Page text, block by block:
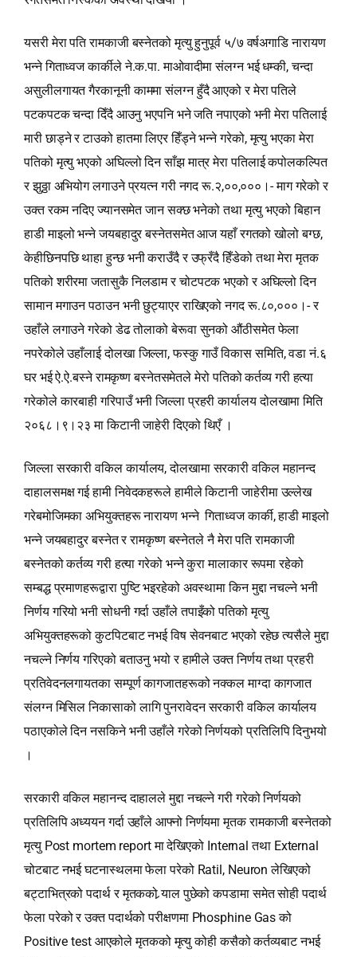
यसरी मेरा पति रामकाजी बस्नेतको मृत्यु हुनुपूर्व ५/७ वर्षअगाडि नारायण
भन्‍ने गिताध्वज कार्कीले ने.क.पा. माओवादीमा संलग्न भई धम्की, चन्दा
असुलीलगायत गैरकानूनी काममा संलग्न हुँदै आएको र मेरा पतिले
पटकपटक चन्दा दिँदै आउनु भएपनि भने जति नपाएको भनी मेरा पतिलाई
मारी छाड्ने र टाउको हातमा लिएर हिँड्ने भन्‍ने गरेको, मृत्यु भएका मेरा
पतिको मृत्यु भएको अघिल्लो दिन साँझ मात्र मेरा पतिलाई कपोलकल्पित
र झुठ्ठा अभियोग लगाउने प्रयत्‍न गरी नगद रू.२,००,०००।- माग गरेको र
उक्त रकम नदिए ज्यानसमेत जान सक्छ भनेको तथा मृत्यु भएको बिहान
हाडी माइलो भन्‍ने जयबहादुर बस्नेतसमेत आज यहाँ रगतको खोलो बग्छ,
केहीछिनपछि थाहा हुन्छ भनी कराउँदै र उफ्रँदै हिँडेको तथा मेरा मृतक
पतिको शरीरमा जतासुकै निलडाम र चोटपटक भएको र अघिल्लो दिन
सामान मगाउन पठाउन भनी छुट्याएर राखिएको नगद रू.८०,०००।- र
उहाँले लगाउने गरेको डेढ तोलाको बेरूवा सुनको औंठीसमेत फेला
नपरेकोले उहाँलाई दोलखा जिल्ला, फस्कु गाउँ विकास समिति, वडा नं.६
घर भई ऐ.ऐ.बस्ने रामकृष्ण बस्नेतसमेतले मेरो पतिको कर्तव्य गरी हत्या
गरेकोले कारबाही गरिपाउँ भनी जिल्ला प्रहरी कार्यालय दोलखामा मिति
२०६८।९।२३ मा किटानी जाहेरी दिएको थिएँ ।
जिल्ला सरकारी वकिल कार्यालय, दोलखामा सरकारी वकिल महानन्द
दाहालसमक्ष गई हामी निवेदकहरूले हामीले किटानी जाहेरीमा उल्लेख
गरेबमोजिमका अभियुक्तहरू नारायण भन्‍ने गिताध्वज कार्की, हाडी माइलो
भन्‍ने जयबहादुर बस्नेत र रामकृष्ण बस्नेतले नै मेरा पति रामकाजी
बस्नेतको कर्तव्य गरी हत्या गरेको भन्‍ने कुरा मालाकार रूपमा रहेको
सम्बद्ध प्रमाणहरूद्वारा पुष्टि भइरहेको अवस्थामा किन मुद्दा नचल्ने भनी
निर्णय गरियो भनी सोधनी गर्दा उहाँले तपाइँको पतिको मृत्यु
अभियुक्तहरूको कुटपिटबाट नभई विष सेवनबाट भएको रहेछ त्यसैले मुद्दा
नचल्ने निर्णय गरिएको बताउनु भयो र हामीले उक्त निर्णय तथा प्रहरी
प्रतिवेदनलगायतका सम्पूर्ण कागजातहरूको नक्‍कल माग्दा कागजात
संलग्न मिसिल निकासाको लागि पुनरावेदन सरकारी वकिल कार्यालय
पठाएकोले दिन नसकिने भनी उहाँले गरेको निर्णयको प्रतिलिपि दिनुभयो
।
सरकारी वकिल महानन्द दाहालले मुद्दा नचल्ने गरी गरेको निर्णयको
प्रतिलिपि अध्ययन गर्दा उहाँले आफ्नो निर्णयमा मृतक रामकाजी बस्नेतको
मृत्यु Post mortem report मा देखिएको Internal तथा External
चोटबाट नभई घटनास्थलमा फेला परेको Ratil, Neuron लेखिएको
बट्टाभित्रको पदार्थ र मृतकको र्‍याल पुछेको कपडामा समेत सोही पदार्थ
फेला परेको र उक्त पदार्थको परीक्षणमा Phosphine Gas को
Positive test आएकोले मृतकको मृत्यु कोही कसैको कर्तव्यबाट नभई